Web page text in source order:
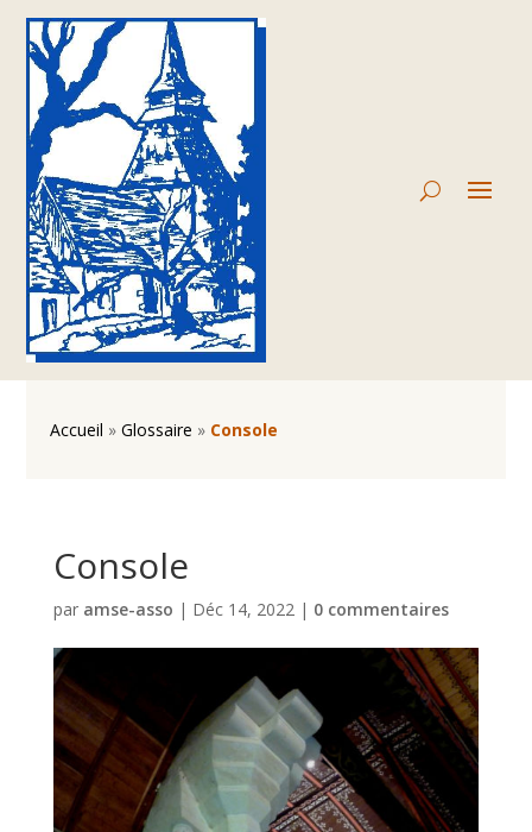
Accueil »Glossaire » Console
Console
par amse-asso | Déc 14, 2022| 0 commentaires